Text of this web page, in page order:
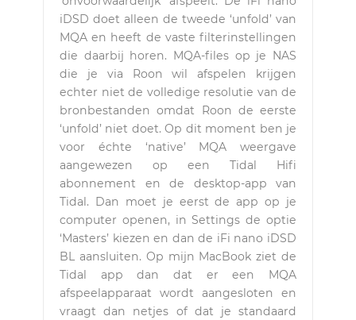
iDSD doet alleen de tweede ‘unfold’ van
MQA en heeft de vaste filterinstellingen
die daarbij horen. MQA-files op je NAS
die je via Roon wil afspelen krijgen
echter niet de volledige resolutie van de
bronbestanden omdat Roon de eerste
‘unfold’ niet doet. Op dit moment ben je
voor échte ‘native’ MQA weergave
aangewezen op een Tidal Hifi
abonnement en de desktop-app van
Tidal. Dan moet je eerst de app op je
computer openen, in Settings de optie
‘Masters’ kiezen en dan de iFi nano iDSD
BL aansluiten. Op mijn MacBook ziet de
Tidal app dan dat er een MQA
afspeelapparaat wordt aangesloten en
vraagt dan netjes of dat je standaard